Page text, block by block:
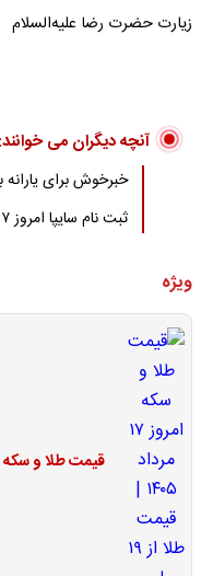
زیارت حضرت رضا علیه‌السلام
آنچه دیگران می خوانند:
خبرخوش برای یارانه بگیران |
ثبت نام سایپا امروز ۱۷ مرداد ۱۴۰۵ | با ۵۰۰ میلیون کوییک S بخرید
ویژه